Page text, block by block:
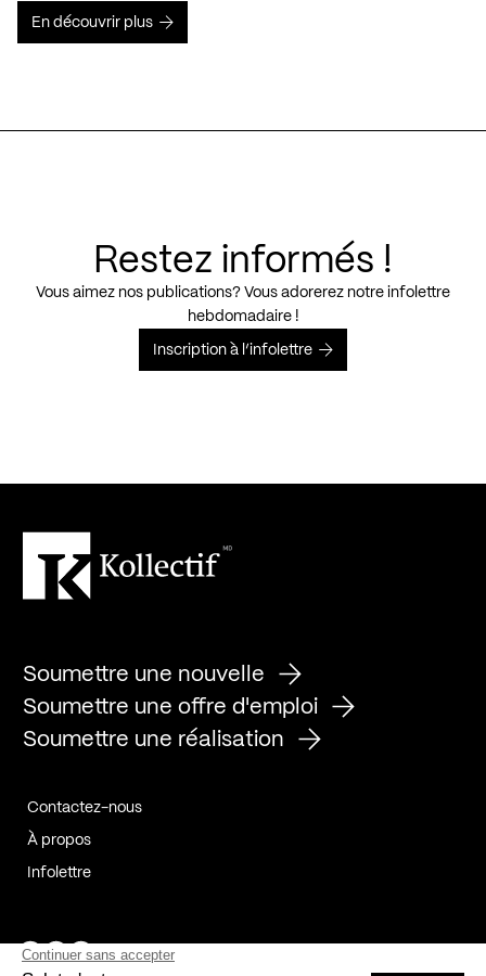
En découvrir plus
Restez informés !
Vous aimez nos publications? Vous adorerez notre infolettre
hebdomadaire !
Inscription à l’infolettre
Soumettre une nouvelle
Soumettre une offre d'emploi
Soumettre une réalisation
Contactez-nous
À propos
Infolettre
Page Facebook de Kollectif
Page Instagram de Kollectif
Page Linkedin de Kollectif